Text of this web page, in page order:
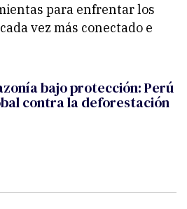
para enfrentar los
vez más conectado e
bajo protección: Perú
contra la deforestación